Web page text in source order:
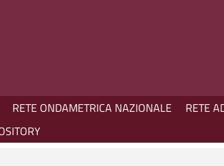
RETE ONDAMETRICA NAZIONALE RETE